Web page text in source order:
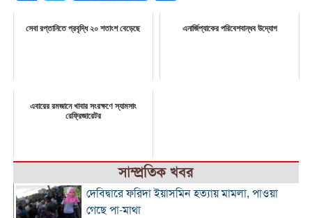
সেবা রপ্তানিতে প্রবৃদ্ধি ২০ শতাংশ বেড়েছে এনার্জিপ্যাকের পরিবেশবান্ধব উদ্যোগ
এবারের রমজানে খাবার সংরক্ষণে স্যামসাং
রেফ্রিজারেটর
সাম্প্রতিক খবর
দেবিদ্বারে ফরিদা ইয়াসমিন হত্যায় মামলা, পাওয়া
গেছে পা-মাথা